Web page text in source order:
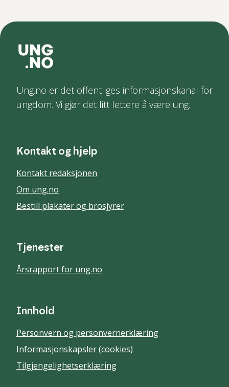
Ung.no er det offentliges informasjonskanal for
ungdom. Vi gjør det litt lettere å være ung.
Kontakt og hjelp
Kontakt redaksjonen
Om ung.no
Bestill plakater og brosjyrer
Tjenester
Årsrapport for ung.no
Innhold
Personvern og personvernerklæring
Informasjonskapsler (cookies)
Tilgjengelighetserklæring